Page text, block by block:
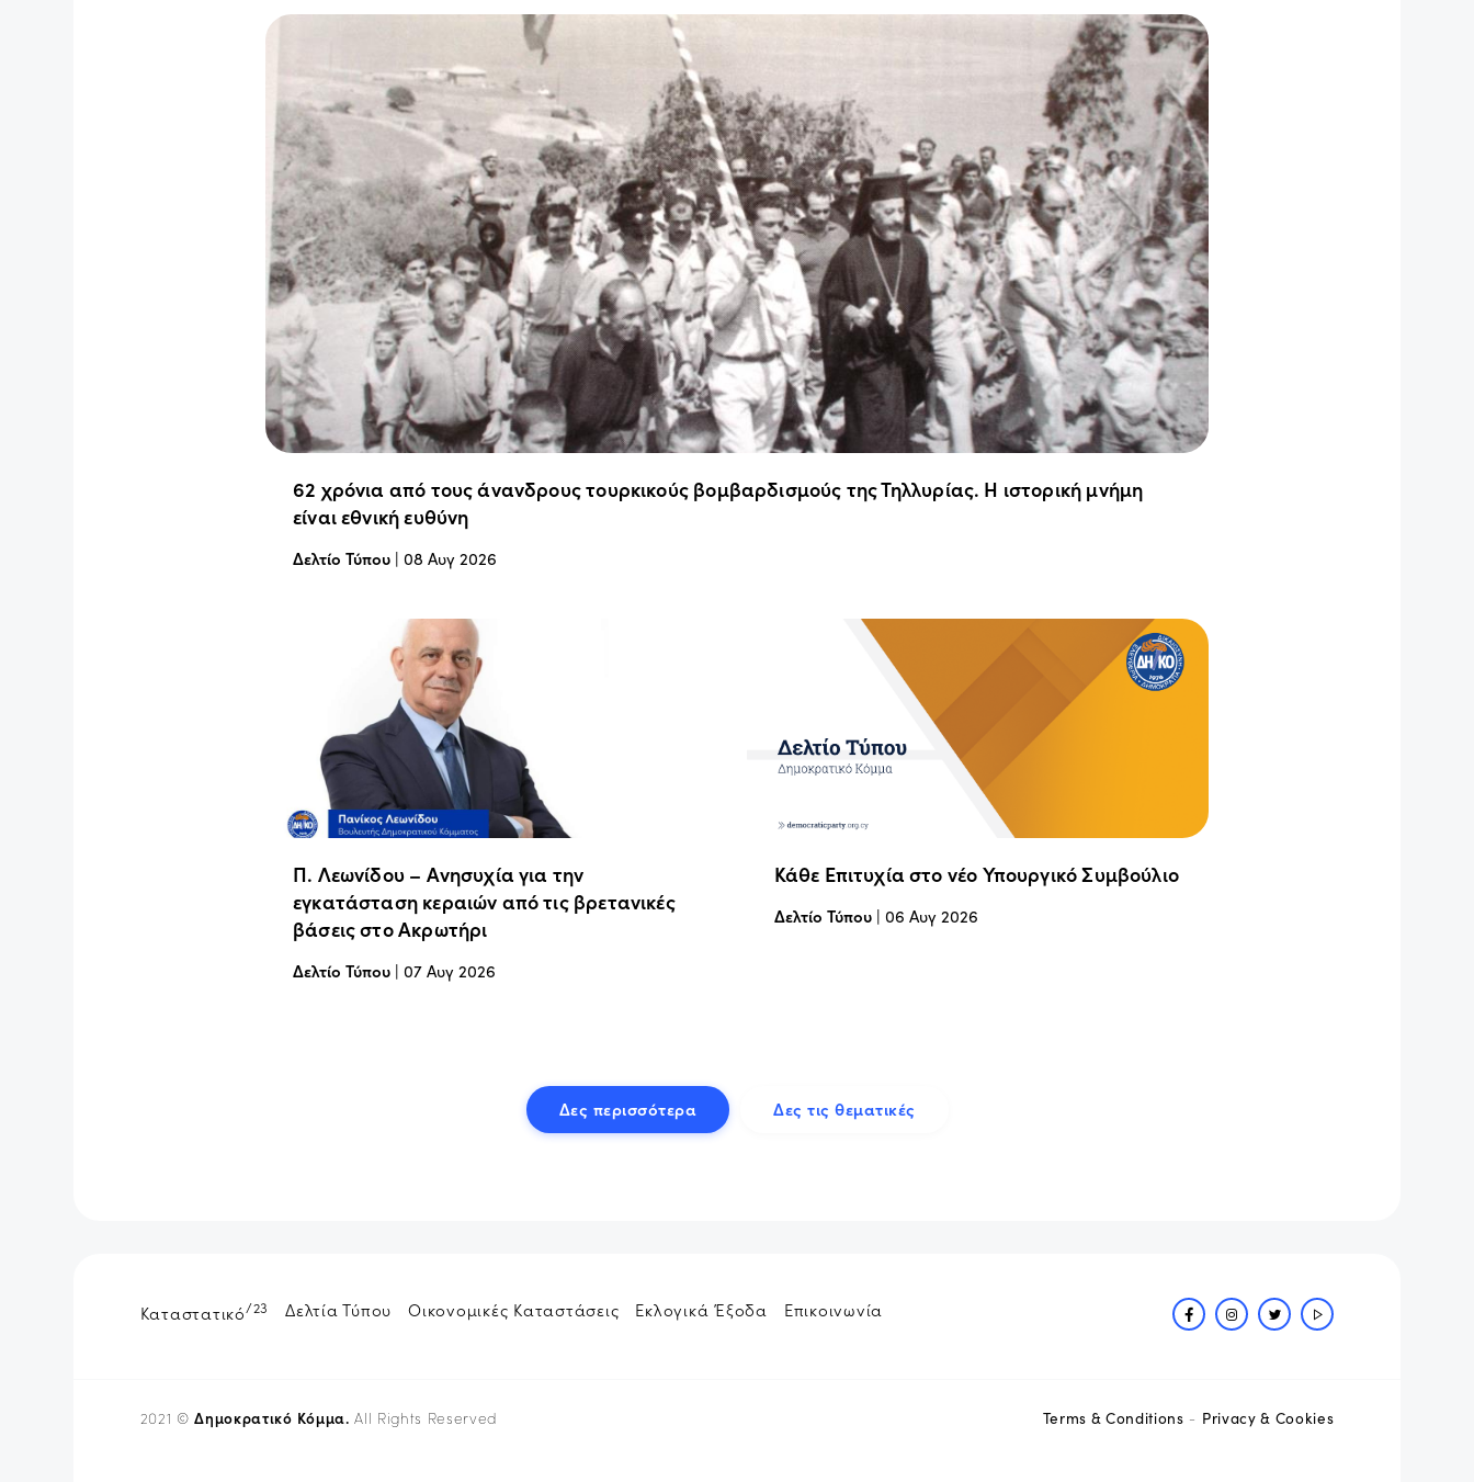
62 χρόνια από τους άνανδρους τουρκικούς βομβαρδισμούς της Τηλλυρίας. Η ιστορική μνήμη
είναι εθνική ευθύνη
Δελτίο Τύπου | 08 Αυγ 2026
Π. Λεωνίδου – Ανησυχία για την
εγκατάσταση κεραιών από τις βρετανικές
βάσεις στο Ακρωτήρι
Δελτίο Τύπου | 07 Αυγ 2026
Κάθε Επιτυχία στο νέο Υπουργικό Συμβούλιο
Δελτίο Τύπου| 06 Αυγ 2026
Δες περισσότερα Δες τις θεματικές
Καταστατικό/23 Δελτία Τύπου Οικονομικές Καταστάσεις Εκλογικά Έξοδα Επικοινωνία
2021 ©Δημοκρατικό Κόμμα. All Rights Reserved Terms & Conditions - Privacy & Cookies